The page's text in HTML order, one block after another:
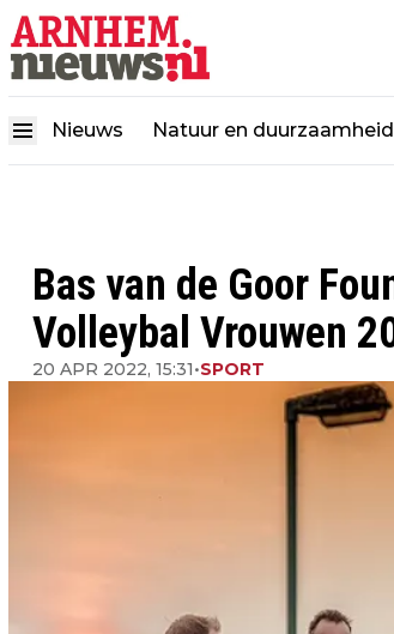
Nieuws Natuur en duurzaamheid
Bas van de Goor
Volleybal Vrouwen
20 APR 2022, 15:31•SPORT